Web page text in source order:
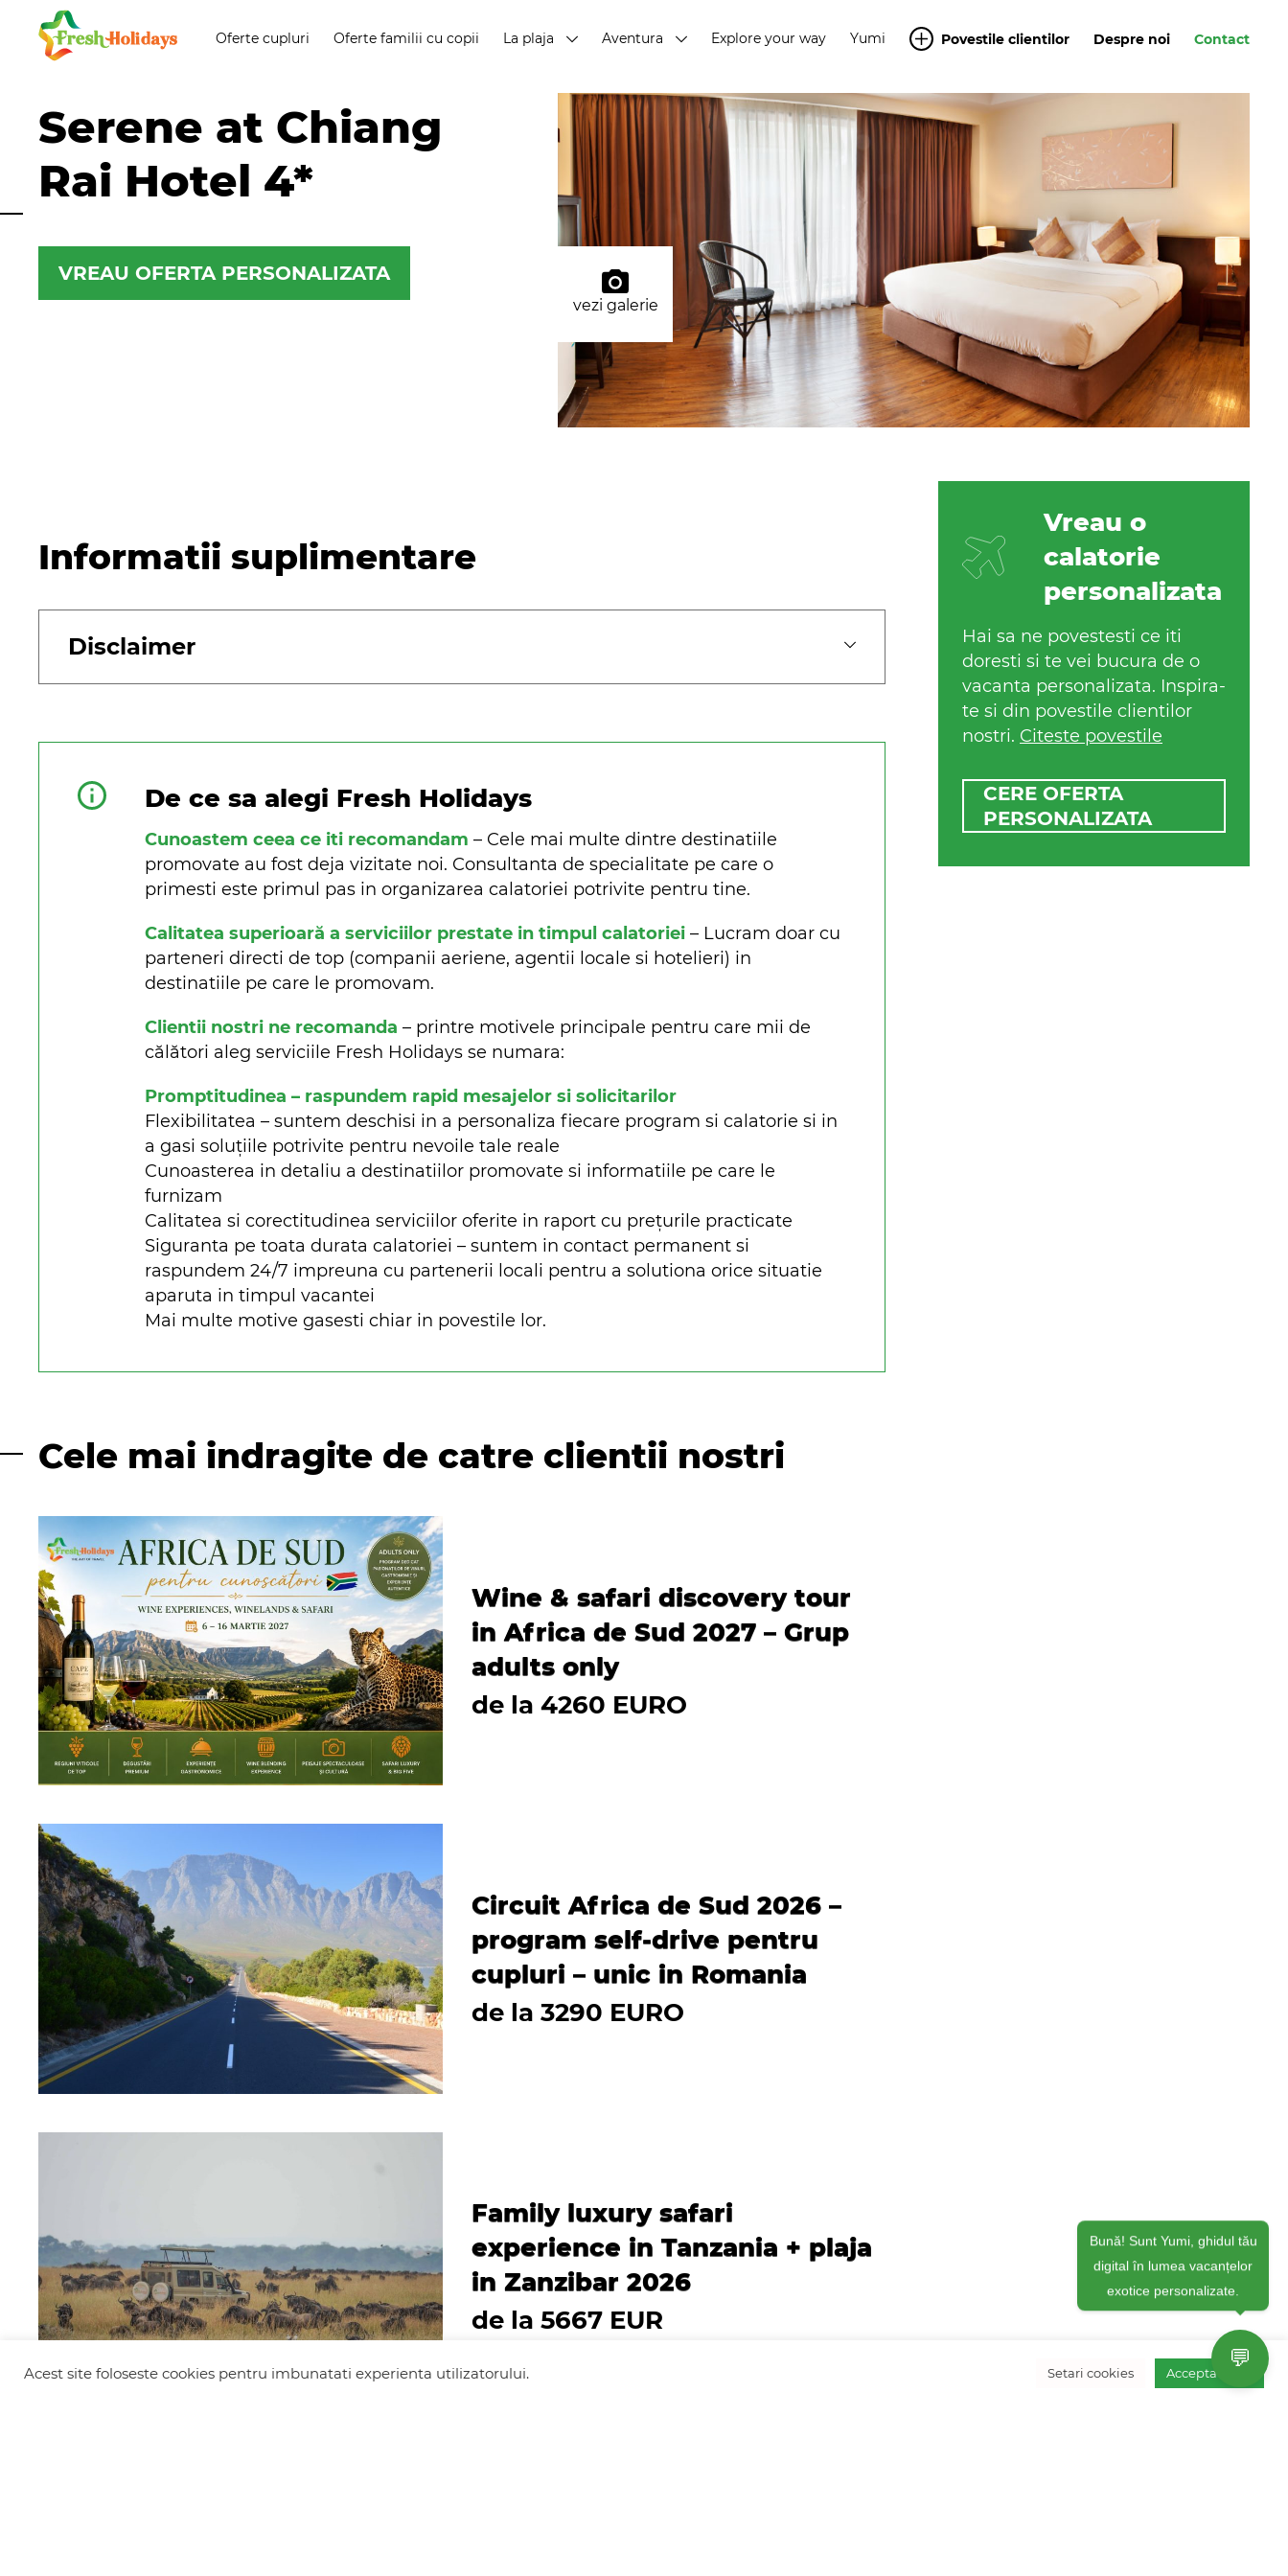
Oferte cupluri Oferte familii cu copii La plaja Aventura Explore your way Yumi Povestile clientilor Despre noi Contact
Serene at Chiang
Rai Hotel 4*
VREAU OFERTA PERSONALIZATA
vezi galerie
Informatii suplimentare
Disclaimer
De ce sa alegi Fresh Holidays
Cunoastem ceea ce iti recomandam – Cele mai multe dintre destinatiile
promovate au fost deja vizitate noi. Consultanta de specialitate pe care o
primesti este primul pas in organizarea calatoriei potrivite pentru tine.
Calitatea superioară a serviciilor prestate in timpul calatoriei – Lucram doar cu
parteneri directi de top (companii aeriene, agentii locale si hotelieri) in
destinatiile pe care le promovam.
Clientii nostri ne recomanda – printre motivele principale pentru care mii de
călători aleg serviciile Fresh Holidays se numara:
Promptitudinea – raspundem rapid mesajelor si solicitarilor
Flexibilitatea – suntem deschisi in a personaliza fiecare program si calatorie si in
a gasi soluțiile potrivite pentru nevoile tale reale
Cunoasterea in detaliu a destinatiilor promovate si informatiile pe care le
furnizam
Calitatea si corectitudinea serviciilor oferite in raport cu prețurile practicate
Siguranta pe toata durata calatoriei – suntem in contact permanent si
raspundem 24/7 impreuna cu partenerii locali pentru a solutiona orice situatie
aparuta in timpul vacantei
Mai multe motive gasesti chiar in povestile lor.
Cele mai indragite de catre clientii nostri
Wine & safari discovery tour
in Africa de Sud 2027 – Grup
adults only
de la 4260 EURO
Circuit Africa de Sud 2026 –
program self-drive pentru
cupluri – unic in Romania
de la 3290 EURO
Family luxury safari
experience in Tanzania + plaja
in Zanzibar 2026
de la 5667 EUR
Vreau o
calatorie
personalizata
Hai sa ne povestesti ce iti
doresti si te vei bucura de o
vacanta personalizata. Inspira-
te si din povestile clientilor
nostri. Citeste povestile
CERE OFERTA
PERSONALIZATA
Acest site foloseste cookies pentru imbunatati experienta utilizatorului. Setari cookies Accepta toate
💬
Bună! Sunt Yumi, ghidul tău
digital în lumea vacanțelor
exotice personalizate.